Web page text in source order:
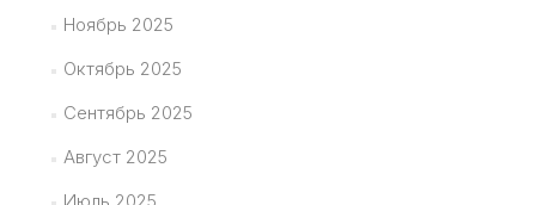
Ноябрь 2025
Октябрь 2025
Сентябрь 2025
Август 2025
Июль 2025